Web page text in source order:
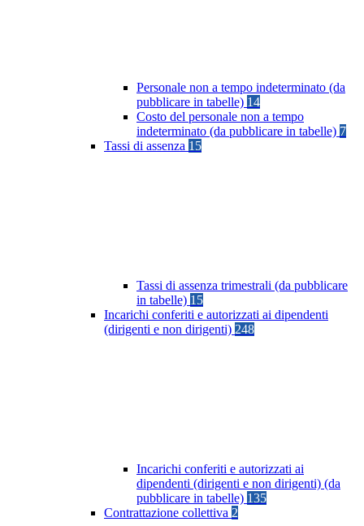
Personale non a tempo indeterminato (da
pubblicare in tabelle) 14
Costo del personale non a tempo
indeterminato (da pubblicare in tabelle) 7
Tassi di assenza 15
Tassi di assenza trimestrali (da pubblicare
in tabelle) 15
Incarichi conferiti e autorizzati ai dipendenti
(dirigenti e non dirigenti) 248
Incarichi conferiti e autorizzati ai
dipendenti (dirigenti e non dirigenti) (da
pubblicare in tabelle) 135
Contrattazione collettiva 2